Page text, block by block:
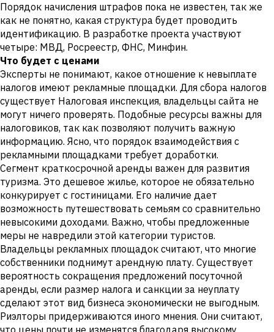
Порядок начисления штрафов пока не известен, так же
как не понятно, какая структура будет проводить
идентификацию. В разработке проекта участвуют
четыре: МВД, Росреестр, ФНС, Минфин.
Что будет с ценами
Эксперты не понимают, какое отношение к невыплате
налогов имеют рекламные площадки. Для сбора налогов
существует Налоговая инспекция, владельцы сайта не
могут ничего проверять. Подобные ресурсы важны для
налоговиков, так как позволяют получить важную
информацию. Ясно, что порядок взаимодействия с
рекламными площадками требует доработки.
Сегмент краткосрочной аренды важен для развития
туризма. Это дешевое жилье, которое не обязательно
конкурирует с гостиницами. Его наличие дает
возможность путешествовать семьям со сравнительно
невысокими доходами. Важно, чтобы предложенные
меры не навредили этой категории туристов.
Владельцы рекламных площадок считают, что многие
собственники поднимут арендную плату. Существует
вероятность сокращения предложений посуточной
аренды, если размер налога и санкции за неуплату
сделают этот вид бизнеса экономически не выгодным.
Риэлторы придерживаются иного мнения. Они считают,
что цены почти не изменятся благодаря высокому